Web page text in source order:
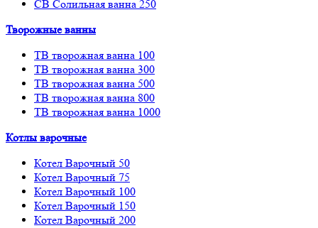
СВ Солильная ванна 250
Творожные ванны
ТВ творожная ванна 100
ТВ творожная ванна 300
ТВ творожная ванна 500
ТВ творожная ванна 800
ТВ творожная ванна 1000
Котлы варочные
Котел Варочный 50
Котел Варочный 75
Котел Варочный 100
Котел Варочный 150
Котел Варочный 200